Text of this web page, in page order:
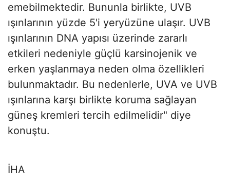
emebilmektedir. Bununla birlikte, UVB
ışınlarının yüzde 5'i yeryüzüne ulaşır. UVB
ışınlarının DNA yapısı üzerinde zararlı
etkileri nedeniyle güçlü karsinojenik ve
erken yaşlanmaya neden olma özellikleri
bulunmaktadır. Bu nedenlerle, UVA ve UVB
ışınlarına karşı birlikte koruma sağlayan
güneş kremleri tercih edilmelidir" diye
konuştu.
İHA